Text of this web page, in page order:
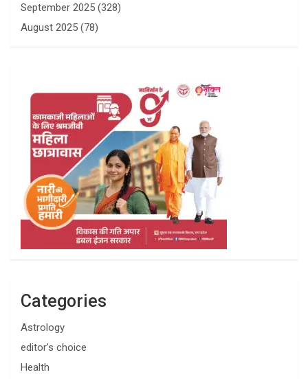
September 2025 (328)
August 2025 (78)
Categories
Astrology
editor's choice
Health